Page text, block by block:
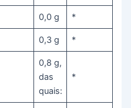
0,0 g *
0,3 g *
0,8 g,
das
quais:
*